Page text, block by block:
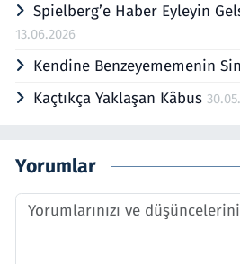
Spielberg’e Haber Eyleyin
13.06.2026
Kendine Benzeyememenin
Kaçtıkça Yaklaşan Kâbus
Yorumlar